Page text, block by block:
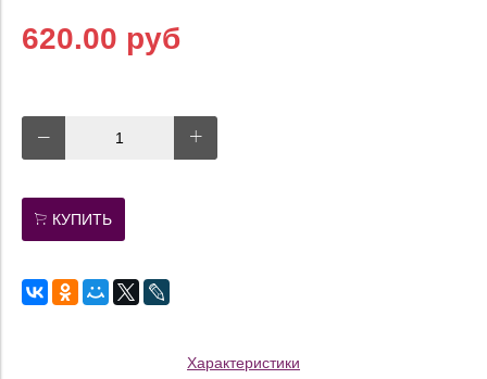
620.00 руб
КУПИТЬ
Характеристики